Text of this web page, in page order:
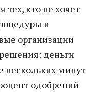
тех, кто не хочет
и
организации
деньги
нескольких минут
одобрений